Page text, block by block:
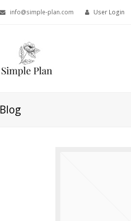
info@simple-plan.com User Login
Blog